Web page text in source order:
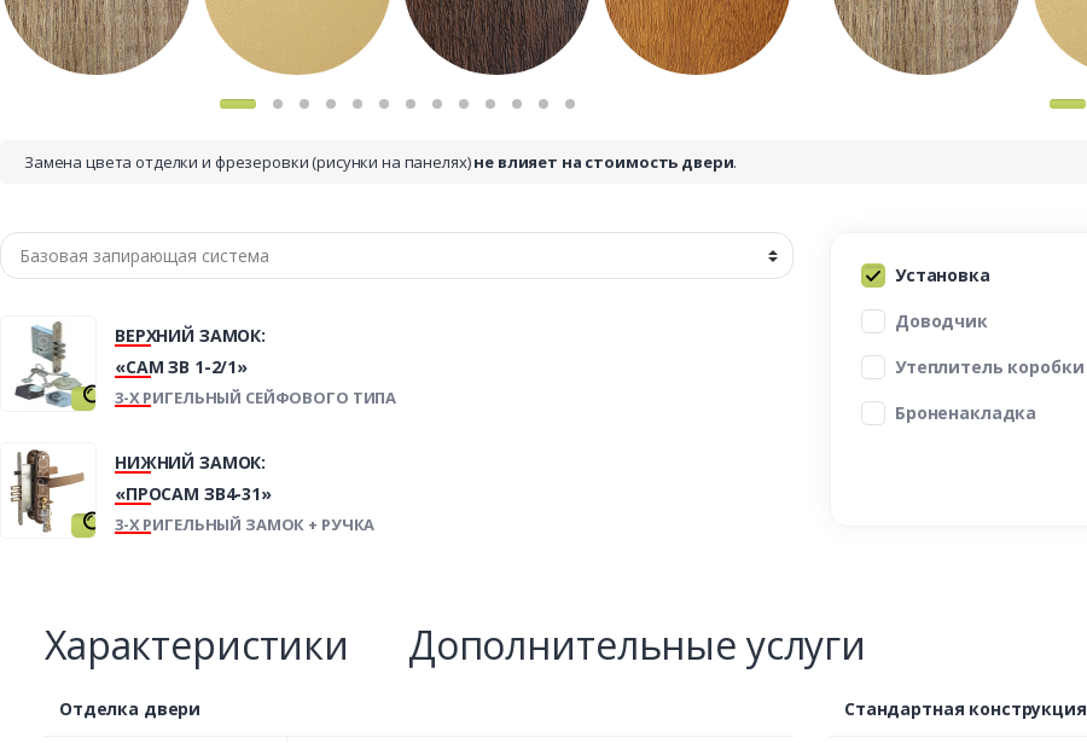
Замена цвета отделки и фрезеровки (рисунки на панелях)не влияет на стоимость двери.
ВЕРХНИЙ ЗАМОК:
«САМ ЗВ 1-2/1»
3-Х РИГЕЛЬНЫЙ СЕЙФОВОГО ТИПА
НИЖНИЙ ЗАМОК:
«ПРОСАМ ЗВ4-31»
3-Х РИГЕЛЬНЫЙ ЗАМОК + РУЧКА
Установка
Доводчик
Утеплитель коробки
Броненакладка
Характеристики Дополнительные услуги
Отделка двери Стандартная конструкция